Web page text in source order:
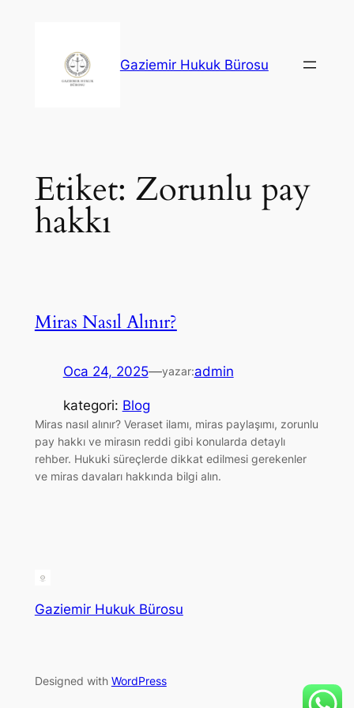
Gaziemir Hukuk Bürosu
Etiket: Zorunlu pay
hakkı
Miras Nasıl Alınır?
Oca 24, 2025—yazar:admin
kategori: Blog
Miras nasıl alınır? Veraset ilamı, miras paylaşımı, zorunlu
pay hakkı ve mirasın reddi gibi konularda detaylı
rehber. Hukuki süreçlerde dikkat edilmesi gerekenler
ve miras davaları hakkında bilgi alın.
Gaziemir Hukuk Bürosu
Designed with WordPress